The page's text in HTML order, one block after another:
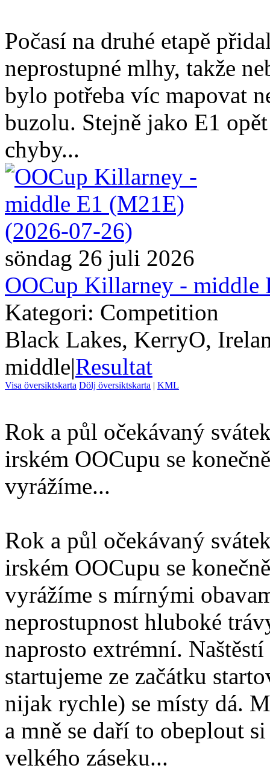
Počasí na druhé etapě
neprostupné mlhy, takže
bylo potřeba víc mapovat
buzolu. Stejně jako E1
chyby...
söndag 26 juli 2026
OOCup Killarney - middle
Kategori: Competition
Black Lakes, KerryO,
middle|Resultat
Visa översiktskarta Dölj översiktskarta | KML
Rok a půl očekávaný
irském OOCupu se
vyrážíme...
Rok a půl očekávaný
irském OOCupu se
vyrážíme s mírnými
neprostupnost hluboké
naprosto extrémní.
startujeme ze začátku
nijak rychle) se místy dá.
a mně se daří to obeplout
velkého záseku...